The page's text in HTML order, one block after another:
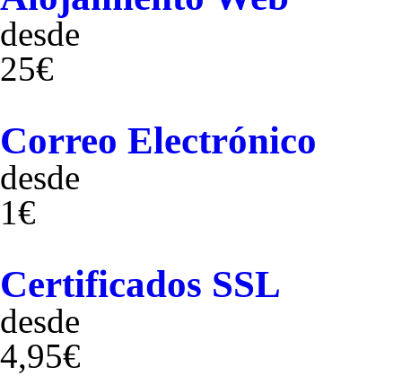
desde
25€
Correo Electrónico
desde
1€
Certificados SSL
desde
4,95€